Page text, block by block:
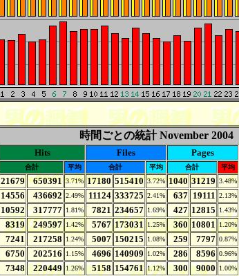
時間ごとの統計November 2004
Hits Files Pages
合計 平均 合計 平均 合計 平均
21679 650391 3.71% 17180 515410 3.72% 1040 31219 3.48%
14556 436692 2.49% 11124 333725 2.41% 637 19111 2.13%
10592 317777 1.81% 7821 234657 1.69% 427 12815 1.43%
8319 249597 1.42% 5767 173031 1.25% 360 10801 1.20%
7241 217258 1.24% 5007 150215 1.08% 259 7797 0.87%
6750 202516 1.15% 4696 140909 1.02% 286 8596 0.96%
7348 220449 1.26% 5158 154761 1.12% 300 9000 1.00%